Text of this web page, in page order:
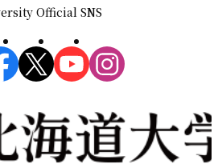
Official SNS